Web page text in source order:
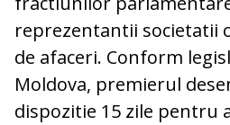
reprezentantii societatii
de afaceri. Conform
Moldova, premierul
dispozitie 15 zile pentru